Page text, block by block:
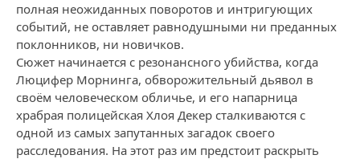
полная неожиданных поворотов и интригующих
событий, не оставляет равнодушными ни преданных
поклонников, ни новичков.
Сюжет начинается с резонансного убийства, когда
Люцифер Морнинга, обворожительный дьявол в
своём человеческом обличье, и его напарница
храбрая полицейская Хлоя Декер сталкиваются с
одной из самых запутанных загадок своего
расследования. На этот раз им предстоит раскрыть